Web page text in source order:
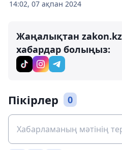
14:02, 07 ақпан 2024
Жаңалықтан
хабардар болыңыз:
Пікірлер 0